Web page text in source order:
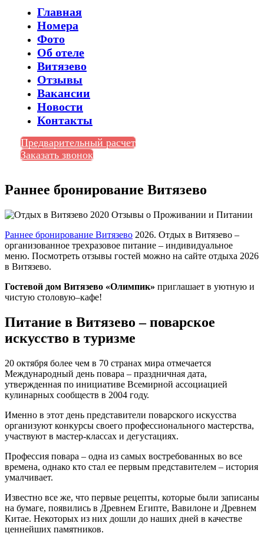
Главная
Номера
Фото
Об отеле
Витязево
Отзывы
Вакансии
Новости
Контакты
Предварительный расчет
Заказать звонок
Раннее бронирование Витязево
Раннее бронирование Витязево 2026. Отдых в Витязево –
организованное трехразовое питание – индивидуальное
меню. Посмотреть отзывы гостей можно на сайте отдыха 2026
в Витязево.
Гостевой дом Витязево «Олимпик» приглашает в уютную и
чистую столовую–кафе!
Питание в Витязево – поварское
искусство в туризме
20 октября более чем в 70 странах мира отмечается
Международный день повара – праздничная дата,
утвержденная по инициативе Всемирной ассоциацией
кулинарных сообществ в 2004 году.
Именно в этот день представители поварского искусства
организуют конкурсы своего профессионального мастерства,
участвуют в мастер-классах и дегустациях.
Профессия повара – одна из самых востребованных во все
времена, однако кто стал ее первым представителем – история
умалчивает.
Известно все же, что первые рецепты, которые были записаны
на бумаге, появились в Древнем Египте, Вавилоне и Древнем
Китае. Некоторых из них дошли до наших дней в качестве
ценнейших памятников.